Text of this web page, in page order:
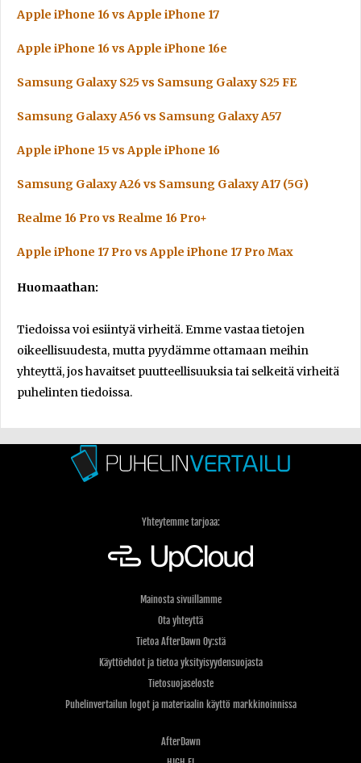
Apple iPhone 16 vs Apple iPhone 17
Apple iPhone 16 vs Apple iPhone 16e
Samsung Galaxy S25 vs Samsung Galaxy S25 FE
Samsung Galaxy A56 vs Samsung Galaxy A57
Apple iPhone 15 vs Apple iPhone 16
Samsung Galaxy A26 vs Samsung Galaxy A17 (5G)
Realme 16 Pro vs Realme 16 Pro+
Apple iPhone 17 Pro vs Apple iPhone 17 Pro Max
Huomaathan:
Tiedoissa voi esiintyä virheitä. Emme vastaa tietojen
oikeellisuudesta, mutta pyydämme ottamaan meihin
yhteyttä, jos havaitset puutteellisuuksia tai selkeitä virheitä
puhelinten tiedoissa.
Yhteytemme tarjoaa:
Mainosta sivuillamme
Ota yhteyttä
Tietoa AfterDawn Oy:stä
Käyttöehdot ja tietoa yksityisyydensuojasta
Tietosuojaseloste
Puhelinvertailun logot ja materiaalin käyttö markkinoinnissa
AfterDawn